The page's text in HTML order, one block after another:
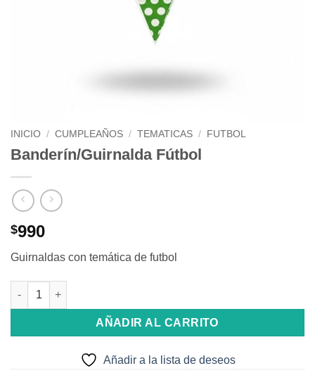
INICIO / CUMPLEAÑOS / TEMATICAS / FUTBOL
Banderín/Guirnalda Fútbol
$990
Guirnaldas con temática de futbol
Banderín/Guirnalda Fútbol cantidad
AÑADIR AL CARRITO
Añadir a la lista de deseos